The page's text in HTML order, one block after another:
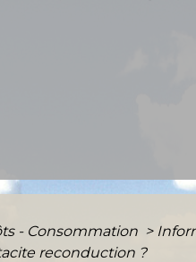
- Consommation >
reconduction ?